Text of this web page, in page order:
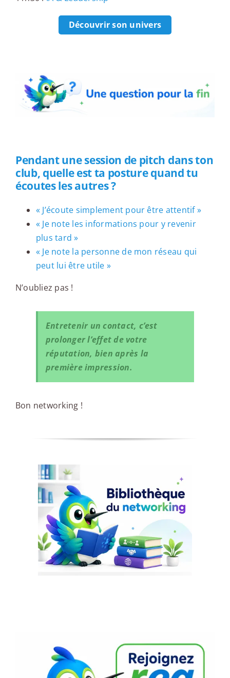
Découvrir son univers
Pendant une session de pitch dans ton
club, quelle est ta posture quand tu
écoutes les autres ?
« J’écoute simplement pour être attentif »
« Je note les informations pour y revenir
plus tard »
« Je note la personne de mon réseau qui
peut lui être utile »
N’oubliez pas !
Entretenir un contact, c’est
prolonger l’effet de votre
réputation, bien après la
première impression.
Bon networking !